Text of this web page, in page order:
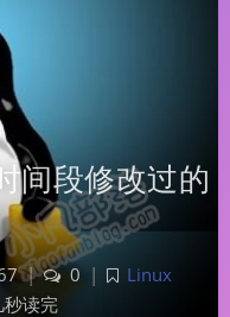
间段修改过的
| 0 |
Linux
秒读完